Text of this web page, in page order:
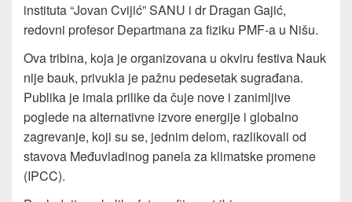
instituta “Jovan Cvijić” SANU i dr Dragan Gajić,
redovni profesor Departmana za fiziku PMF-a u Nišu.
Ova tribina, koja je organizovana u okviru festiva Nauk
nije bauk, privukla je pažnu pedesetak sugrađana.
Publika je imala prilike da čuje nove i zanimljive
poglede na alternativne izvore energije i globalno
zagrevanje, koji su se, jednim delom, razlikovali od
stavova Međuvladinog panela za klimatske promene
(IPCC).